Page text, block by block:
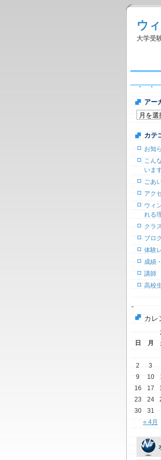
ウ
大学受
アー
カテ
お知
こん
いま
ごあ
アク
ウィ
れる
クラ
ブロ
体験
成績
講師
高校
-
カレ
日
月
« 4月
2
3
9
10
16
17
23
24
30
31